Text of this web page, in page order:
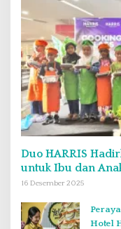
Duo HARRIS
untuk Ibu dan
Kimbab
16 Desember 2025
Hotel